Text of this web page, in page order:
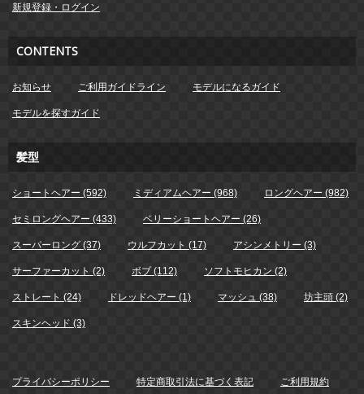
新規登録・ログイン
CONTENTS
お知らせ ご利用ガイドライン モデルになるガイド
モデルを探すガイド
髪型
ショートヘアー (592) ミディアムヘアー (968) ロングヘアー (982)
セミロングヘアー (433) ベリーショートヘアー (26)
スーパーロング (37) ウルフカット (17) アシンメトリー (3)
サーファーカット (2) ボブ (112) ソフトモヒカン (2)
ストレート (24) ドレッドヘアー (1) マッシュ (38) 坊主頭 (2)
スキンヘッド (3)
プライバシーポリシー 特定商取引法に基づく表記 ご利用規約